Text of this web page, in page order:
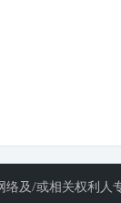
及/或相关权利人